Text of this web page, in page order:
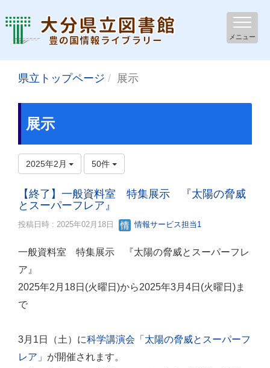
メニュー
県立トップページ 展示
展示
2025年2月 50件
【終了】一般資料室 特集展示 『太陽の脅威
とスーパーフレア』
投稿日時 : 2025年02月18日 情報サービス担当1
一般資料室 特集展示 『太陽の脅威とスーパーフレ
ア』
2025年2月18日(火曜日)から2025年3月4日(火曜日)ま
で
3月1日（土）に科学講演会「太陽の脅威とスーパーフ
レア」 が開催されます。